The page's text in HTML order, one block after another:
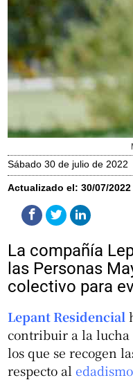
sábado 30 de julio de 2022
Actualizado el: 30/07/
La compañía
las Personas
colectivo para
Lepant Residencial
contribuir a la lucha
los que se recogen
respecto al edadismo